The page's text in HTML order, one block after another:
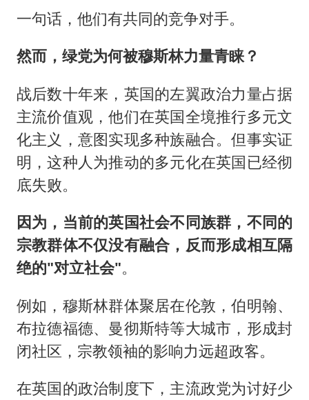
一句话，他们有共同的竞争对手。
然而，绿党为何被穆斯林力量青睐？
战后数十年来，英国的左翼政治力量占据
主流价值观，他们在英国全境推行多元文
化主义，意图实现多种族融合。但事实证
明，这种人为推动的多元化在英国已经彻
底失败。
因为，当前的英国社会不同族群，不同的
宗教群体不仅没有融合，反而形成相互隔
绝的"对立社会"。
例如，穆斯林群体聚居在伦敦，伯明翰、
布拉德福德、曼彻斯特等大城市，形成封
闭社区，宗教领袖的影响力远超政客。
在英国的政治制度下，主流政党为讨好少